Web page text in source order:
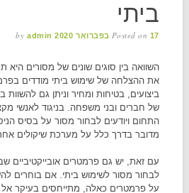
ביתי
Posted on 17 בפברואר 2020 by admin
השוואה בין סוגים שונים של מסורים היא
את ההצלחה של שימוש ביתי מודדים
ביצועים, בטיחות ומחיר וניתן גם להשוות
של חברים ובני משפחה. בניגוד לאנשי
התחום ויודעים לבחור מסור על בסיס
מדובר בדרך כלל על מערכת שיקולים
עם זאת, יש גם פרמטרים אובייקטיביים
לבחור מסור לשימוש ביתי. אם בוחרים
על פרמטרים כאלה, מתייחסים בעיקר אל